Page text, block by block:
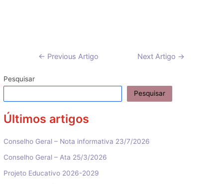
Navegação
artigos
← Previous Artigo Next Artigo →
Pesquisar
Pesquisar
Últimos artigos
Conselho Geral – Nota informativa 23/7/2026
Conselho Geral – Ata 25/3/2026
Projeto Educativo 2026-2029